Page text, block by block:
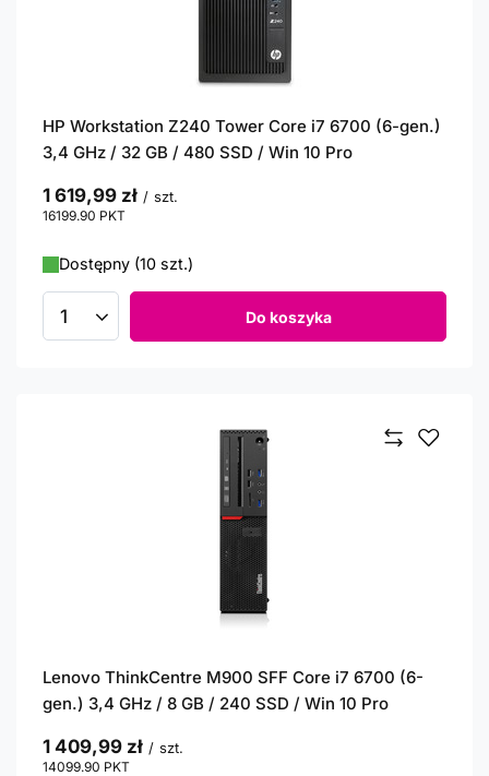
HP Workstation Z240 Tower Core i7 6700 (6-gen.)
3,4 GHz / 32 GB / 480 SSD / Win 10 Pro
1 619,99 zł / szt.
16199.90 PKT
Dostępny (10 szt.)
Ilość produktów Do koszyka
Lenovo ThinkCentre M900 SFF Core i7 6700 (6-
gen.) 3,4 GHz / 8 GB / 240 SSD / Win 10 Pro
1 409,99 zł / szt.
14099.90 PKT